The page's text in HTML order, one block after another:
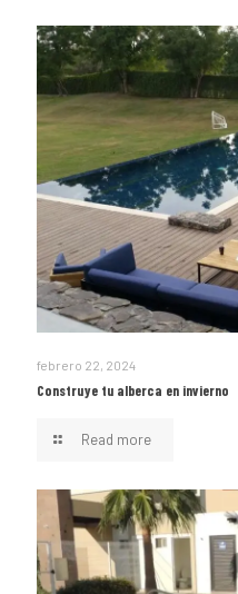
febrero 22, 2024
Construye tu alberca en invierno
Read more